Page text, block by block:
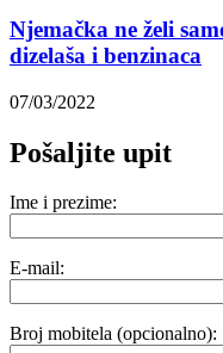
Njemačka ne želi
dizelaša i benzinaca
07/03/2022
Pošaljite upit
Ime i prezime:
E-mail:
Broj mobitela (opcionalno):